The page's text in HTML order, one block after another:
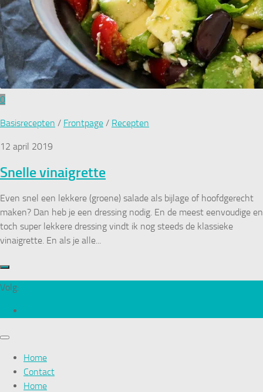
0
Basisrecepten / Frontpage / Recepten
12 april 2019
Snelle vinaigrette
Even snel een lekkere (groene) salade als bijlage of hoofdgerecht
maken? Dan heb je een dressing nodig. En de meest eenvoudige en
toch super lekkere dressing vindt ik nog steeds de klassieke
vinaigrette. En als je alle...
Volg:
Home
Contact
Home